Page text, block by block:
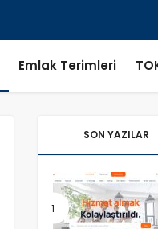
Emlak Terimleri
SON YAZILAR